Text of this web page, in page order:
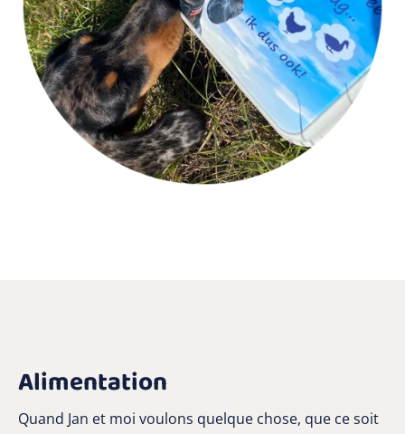
Alimentation
Quand Jan et moi voulons quelque chose, que ce soit